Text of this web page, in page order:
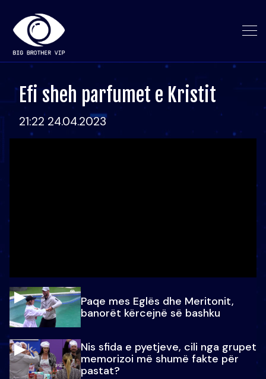
Efi sheh parfumet e Kristit
21:22 24.04.2023
Paqe mes Eglës dhe Meritonit,
banorët kërcejnë së bashku
Nis sfida e pyetjeve, cili nga grupet
memorizoi më shumë fakte për
pastat?